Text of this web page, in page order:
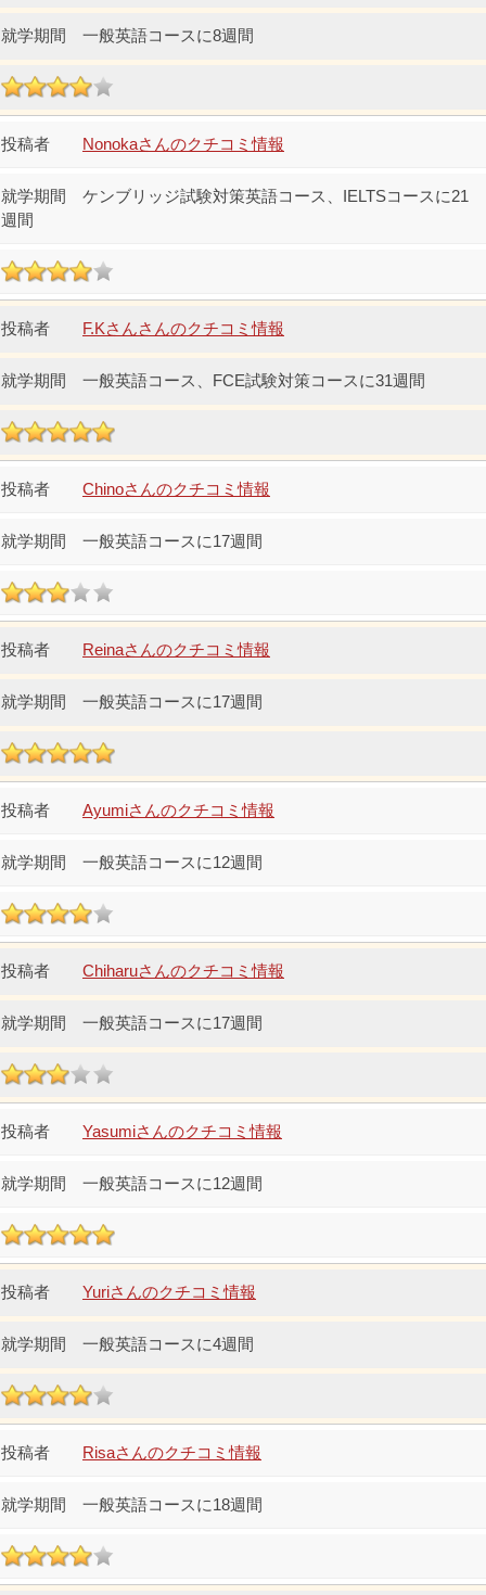
一般英語コースに8週間
Nonokaさんのクチコミ情報
ケンブリッジ試験対策英語コース、IELTSコースに21
週間
F.Kさんさんのクチコミ情報
一般英語コース、FCE試験対策コースに31週間
Chinoさんのクチコミ情報
一般英語コースに17週間
Reinaさんのクチコミ情報
一般英語コースに17週間
Ayumiさんのクチコミ情報
一般英語コースに12週間
Chiharuさんのクチコミ情報
一般英語コースに17週間
Yasumiさんのクチコミ情報
一般英語コースに12週間
Yuriさんのクチコミ情報
一般英語コースに4週間
Risaさんのクチコミ情報
一般英語コースに18週間